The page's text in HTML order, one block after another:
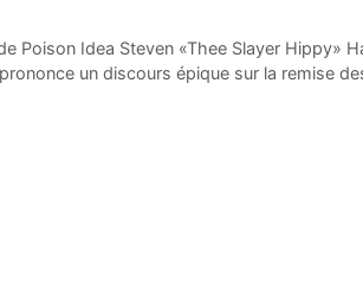
Poison Idea Steven «Thee Slayer Hippy»
un discours épique sur la remise